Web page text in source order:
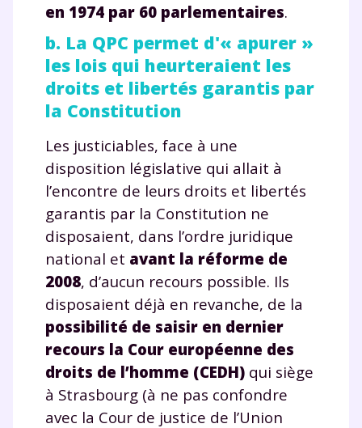
en 1974 par 60 parlementaires.
b. La QPC permet d'« apurer »
les lois qui heurteraient les
droits et libertés garantis par
la Constitution
Les justiciables, face à une
disposition législative qui allait à
l’encontre de leurs droits et libertés
garantis par la Constitution ne
disposaient, dans l’ordre juridique
national et avant la réforme de
2008, d’aucun recours possible. Ils
disposaient déjà en revanche, de la
possibilité de saisir en dernier
recours la Cour européenne des
droits de l’homme (CEDH) qui siège
à Strasbourg (à ne pas confondre
avec la Cour de justice de l’Union